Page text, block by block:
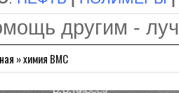
другим -
»химия ВМС